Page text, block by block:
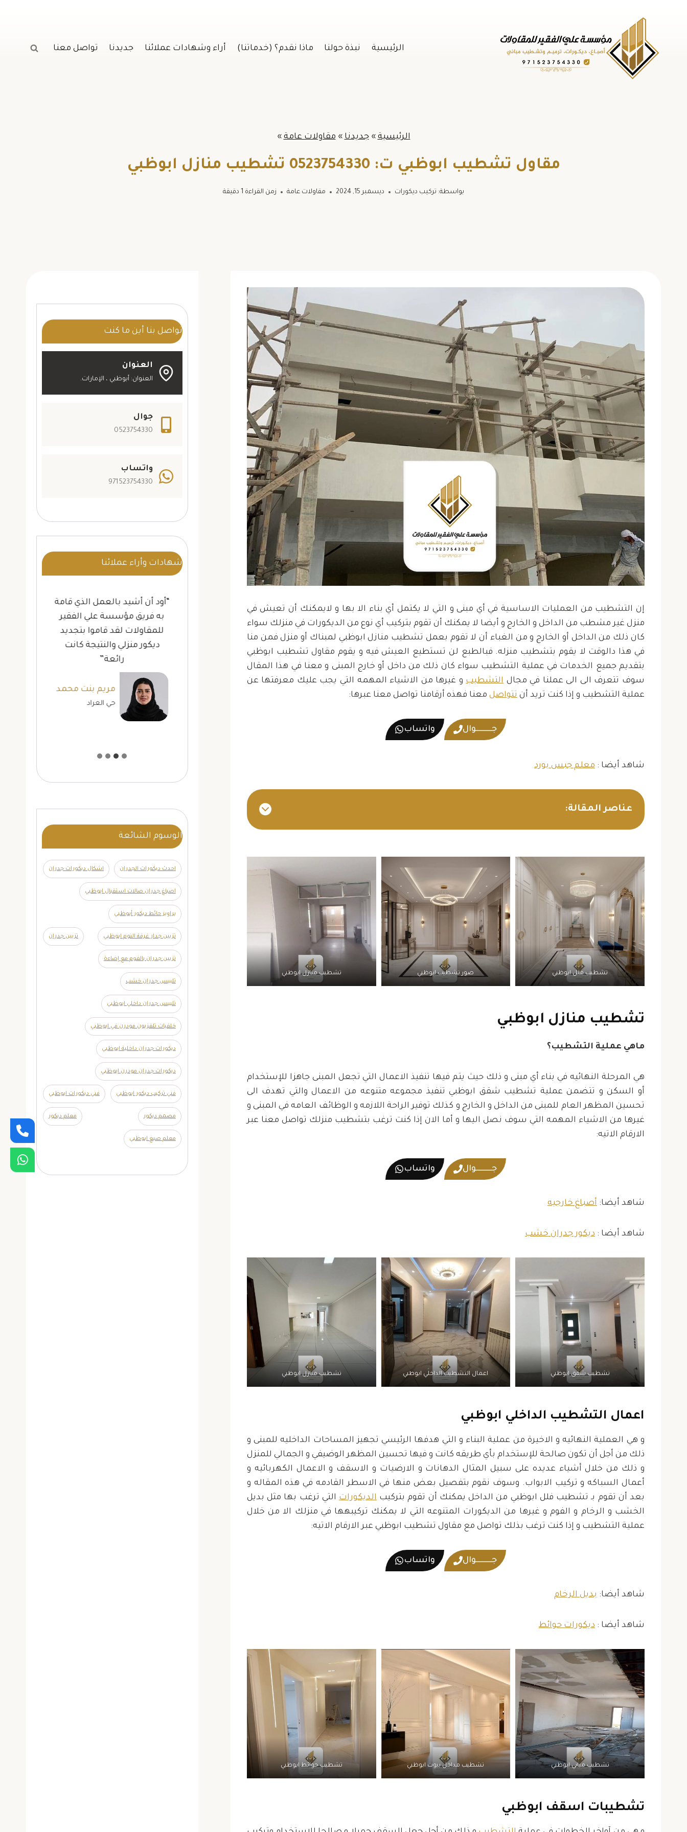
الرئيسية
نبذة حولنا ماذا نقدم؟ (خدماتنا) أراء وشهادات عملائنا جديدنا تواصل معنا
الرئيسية»جديدنا»مقاولات عامة»
مقاول تشطيب ابوظبي ت: 0523754330 تشطيب منازل ابوظبي
بواسطة: تركيب ديكورات ديسمبر 15, 2024 مقاولات عامة زمن القراءة دقيقة
إن التشطيب من العمليات الاساسية في أي مبنى و التي لا يكتمل أي بناء الا بها و لايمكنك أن تعيش في
منزل غير مشطب من الداخل و الخارج و أيضا لا يمكنك أن تقوم بتركيب أي نوع من الديكورات في منزلك سواء
كان ذلك من الداخل أو الخارج و من الغباء أن لا تقوم بعمل تشطيب منازل ابوظبي لمبناك أو منزل فمن منا
في هذا دالوقت لا يقوم بتشطيب منزله. فبالطبع لن تستطيع العيش فيه و يقوم مقاول تشطيب ابوظبي
بتقديم جميع الخدمات في عملية التشطيب سواء كان ذلك من داخل أو خارج المبنى و معنا في هذا المقال
سوف تتعرف الى الى عملنا في مجال التشطيب و غيرها من الاشياء المهمه التي يجب عليك معرفتها عن
عملية التشطيب و إذا كنت تريد أن تتواصل معنا فهذه أرقامنا تواصل معنا عبرها:
جــــــــــوال واتساب
شاهد أيضا :معلم جبس بورد
عناصر المقالة:
تشطيب فلل ابوظبي صور تشطيب ابوظبي تشطيب منازل ابوظبي
تشطيب منازل ابوظبي
ماهي عملية التشطيب؟
هي المرحلة النهائيه في بناء أي مبنى و ذلك حيث يتم فيها تنفيذ الاعمال التي تجعل المبنى جاهزا للإستخدام
أو السكن و تتضمن عملية تشطيب شقق ابوظبي تنفيذ مجموعه متنوعه من الاعمال والتي تهدف الى
تحسين المظهر العام للمبنى من الداخل و الخارج و كذلك توفير الراحة اللازمه و الوظائف العامه في المبنى و
غيرها من الاشياء المهمه التي سوف نصل اليها و أما الان إذا كنت ترغب بتشطيب منزلك تواصل معنا عبر
الارقام الاتيه:
جــــــــــوال واتساب
شاهد أيضا:أصباغ خارجيه
شاهد أيضا :ديكور جدران خشب
تشطيب شقق ابوظبي اعمال التشطيب الداخلي ابوظبي تشطيب منازل ابوظبي
اعمال التشطيب الداخلي ابوظبي
و هي العملية النهائيه و الاخيرة من عملية البناء و التي هدفها الرئيسي تجهيز المساحات الداخليه للمبنى و
ذلك من أجل أن تكون صالحة للإستخدام بأي طريقه كانت و فيها تحسين المظهر الوضيفي و الجمالي للمنزل
و ذلك من خلال أشياء عديده على سبيل المثال الدهانات و الارضيات و الاسقف و الاعمال الكهربائيه و
أعمال السباكه و تركيب الابواب. وسوف نقوم بتفصيل بعض منها في الاسطر القادمه في هذه المقاله و
بعد أن تقوم بـ تشطيب فلل ابوظبي من الداخل يمكنك أن تقوم بتركيب الديكورات التي ترغب بها مثل بديل
الخشب و الرخام و الفوم و غيرها من الديكورات المتنوعه التي لا يمكنك تركيبهها في منزلك الا من خلال
عملية التشطيب و إذا كنت ترغب بذلك تواصل مع مقاول تشطيب ابوظبي عبر الارقام الاتيه:
جــــــــــوال واتساب
شاهد أيضا:بديل الرخام
شاهد أيضا :ديكورات حوائط
تشطيب مباني ابوظبي تشطيب مداخل بيوت ابوظبي تشطيب حوائط ابوظبي
تشطيبات اسقف ابوظبي
تواصل بنا أين ما كنت
العنوان
العنوان: أبوظبي ، الإمارات.
جوال
0523754330
واتساب
971523754330
شهادات وأراء عملائنا
“أشكر مؤسسة علي الفقير
للمقاولات على جهودهم في
ترميم فيلتي. أصبحت مقتنعًا
بخبرتهم. الترميم انتهى في
الوقت المحدد”
حمدان بن خالد
“أشكر مؤسسة علي الفقير
للمقاولات على جهودهم في
بناء فيلتي الجديد. لقد تجاوزوا
توقعاتي في كل مرحلة
المشروع”
محمد بن سعيد
“لقد كنت أبحث عن شركة
اصباغ منذ فترة وعثرت على
شركة علي الفقير للمقاولات
كانت النتيجة النهائية مذهلة”
حمد بن عبدالله
“أود أن أشيد بالعمل الذي قامة
به فريق مؤسسة علي الفقير
للمقاولات لقد قاموا بتجديد
ديكور منزلي والنتيجة كانت
رائعة”
مريم بنت محمد
حي العراد
الوسوم الشائعة
احدث ديكورات الجدران اشكال ديكورات جدران
اصباغ جدران صالات استقبال ابوظبي
براويز حائط ديكور أبوظبي
تزيين جدار غرفة النوم ابوظبي تزيين جدران
تزيين جدران بالفوم مع إضاءة
تلبيس جدران خشب
تلبيس جدران داخلي ابوظبي
خلفيات تلفزيون مودرن في ابوظبي
ديكورات جدران داخلية ابوظبي
ديكورات جدران مودرن ابوظبي
فني تركيب ديكور ابوظبي فني ديكورات ابوظبي
مصمم ديكور معلم ديكور
معلم صبغ ابوظبي